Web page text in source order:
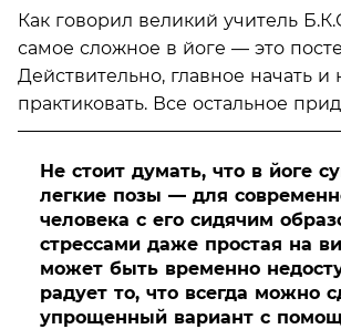
Как говорил великий учитель
самое сложное в йоге — это
Действительно, главное начать и
практиковать. Все остальное
Не стоит думать, что в йоге
легкие позы — для
человека с его сидячим
стрессами даже простая на
может быть временно
радует то, что всегда можно
упрощенный вариант с